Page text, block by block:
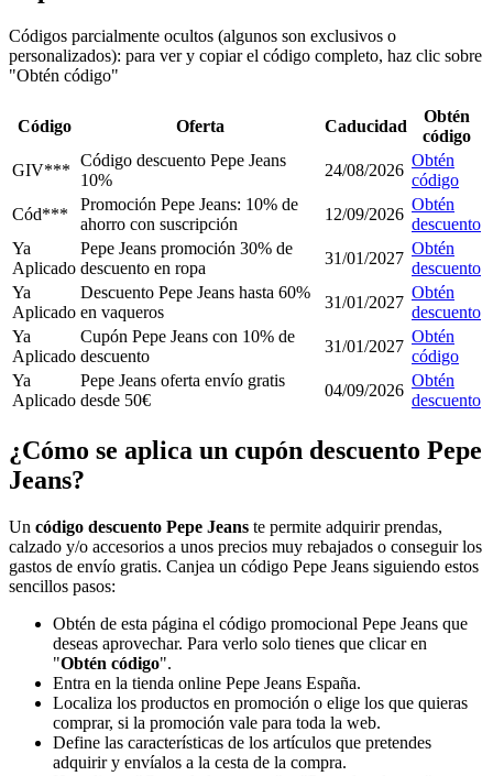
Códigos parcialmente ocultos (algunos son exclusivos o
personalizados): para ver y copiar el código completo, haz clic sobre
"Obtén código"
Código Oferta Caducidad
Obtén
código
GIV***
Código descuento Pepe Jeans
10%
24/08/2026
Obtén
código
Cód***
Promoción Pepe Jeans: 10% de
ahorro con suscripción
12/09/2026
Obtén
descuento
Ya
Aplicado
Pepe Jeans promoción 30% de
descuento en ropa
31/01/2027
Obtén
descuento
Ya
Aplicado
Descuento Pepe Jeans hasta 60%
en vaqueros
31/01/2027
Obtén
descuento
Ya
Aplicado
Cupón Pepe Jeans con 10% de
descuento
31/01/2027
Obtén
código
Ya
Aplicado
Pepe Jeans oferta envío gratis
desde 50€
04/09/2026
Obtén
descuento
¿Cómo se aplica un cupón descuento Pepe
Jeans?
Un código descuento Pepe Jeans te permite adquirir prendas,
calzado y/o accesorios a unos precios muy rebajados o conseguir los
gastos de envío gratis. Canjea un código Pepe Jeans siguiendo estos
sencillos pasos:
Obtén de esta página el código promocional Pepe Jeans que
deseas aprovechar. Para verlo solo tienes que clicar en
"Obtén código".
Entra en la tienda online Pepe Jeans España.
Localiza los productos en promoción o elige los que quieras
comprar, si la promoción vale para toda la web.
Define las características de los artículos que pretendes
adquirir y envíalos a la cesta de la compra.